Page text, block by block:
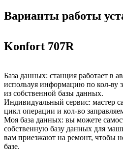
Варианты работы
Konfort 707R
База данных: станция работает в
используя информацию по кол-ву
из собственной базы данных.
Индивидуальный сервис: мастер
цикл операции и кол-во
Моя база данных: вы можете
собственную базу данных для
вам приезжают на ремонт, чтобы
базе.